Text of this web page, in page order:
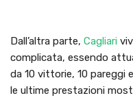
Dall’altra parte, Cagliari
complicata, essendo
da 10 vittorie, 10 pareggi
le ultime prestazioni